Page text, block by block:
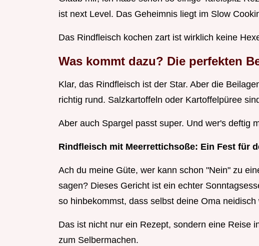
ist next Level. Das Geheimnis liegt im Slow
Das Rindfleisch kochen zart ist wirklich keine
Was kommt dazu? Die perfekten
Klar, das Rindfleisch ist der Star. Aber die
richtig rund. Salzkartoffeln oder Kartoffelpüree
Aber auch Spargel passt super. Und wer's deftig
Rindfleisch mit Meerrettichsoße: Ein Fest für
Ach du meine Güte, wer kann schon "Nein" zu
sagen? Dieses Gericht ist ein echter
so hinbekommst, dass selbst deine Oma neidisch
Das ist nicht nur ein Rezept, sondern eine Reise
zum Selbermachen.